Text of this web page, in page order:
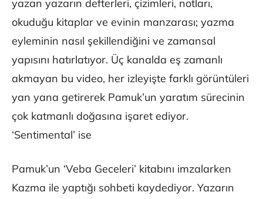
yazan yazarın defterleri, çizimleri, notları,
okuduğu kitaplar ve evinin manzarası; yazma
eyleminin nasıl şekillendiğini ve zamansal
yapısını hatırlatıyor. Üç kanalda eş zamanlı
akmayan bu video, her izleyişte farklı görüntüleri
yan yana getirerek Pamuk’un yaratım sürecinin
çok katmanlı doğasına işaret ediyor.
‘Sentimental’ ise
Pamuk’un ‘Veba Geceleri’ kitabını imzalarken
Kazma ile yaptığı sohbeti kaydediyor. Yazarın